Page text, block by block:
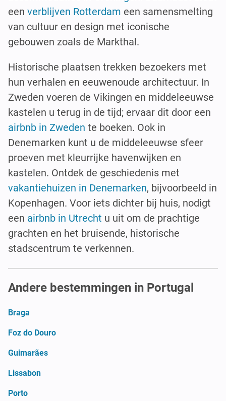
een verblijven Rotterdam een samensmelting
van cultuur en design met iconische
gebouwen zoals de Markthal.
Historische plaatsen trekken bezoekers met
hun verhalen en eeuwenoude architectuur. In
Zweden voeren de Vikingen en middeleeuwse
kastelen u terug in de tijd; ervaar dit door een
airbnb in Zweden te boeken. Ook in
Denemarken kunt u de middeleeuwse sfeer
proeven met kleurrijke havenwijken en
kastelen. Ontdek de geschiedenis met
vakantiehuizen in Denemarken, bijvoorbeeld in
Kopenhagen. Voor iets dichter bij huis, nodigt
een airbnb in Utrecht u uit om de prachtige
grachten en het bruisende, historische
stadscentrum te verkennen.
Andere bestemmingen in Portugal
Braga
Foz do Douro
Guimarães
Lissabon
Porto